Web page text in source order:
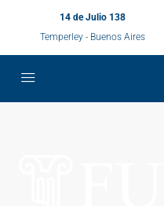
14 de Julio 138
Temperley - Buenos Aires